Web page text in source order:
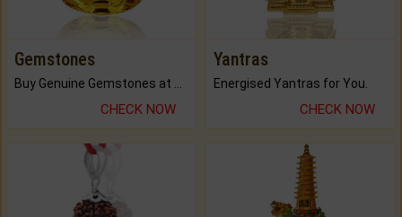
Gemstones
Buy Genuine Gemstones at Best Prices.
CHECK NOW
Yantras
Energised Yantras for You.
CHECK NOW